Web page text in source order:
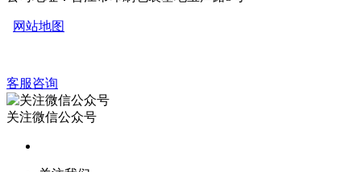
网站地图
客服咨询
关注微信公众号